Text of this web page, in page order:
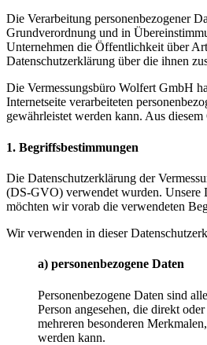
Die Verarbeitung personenbezogener
Grundverordnung und in
Unternehmen die Öffentlichkeit über
Datenschutzerklärung über die ihnen
Die Vermessungsbüro Wolfert GmbH
Internetseite verarbeiteten
gewährleistet werden kann. Aus
1. Begriffsbestimmungen
Die Datenschutzerklärung der
(DS-GVO) verwendet wurden. Unsere
möchten wir vorab die verwendeten
Wir verwenden in dieser
a) personenbezogene Daten
Personenbezogene Daten sind
Person angesehen, die direkt
mehreren besonderen
werden kann.